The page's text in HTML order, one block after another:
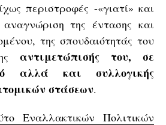
περιστροφές -«γιατί» και
της έντασης και
της σπουδαιότητάς του
αντιμετώπισής του, σε
αλλά και συλλογικής
στάσεων.
Εναλλακτικών Πολιτικών